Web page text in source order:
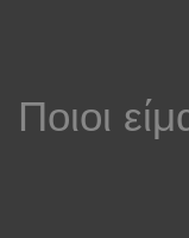
Ποιοι